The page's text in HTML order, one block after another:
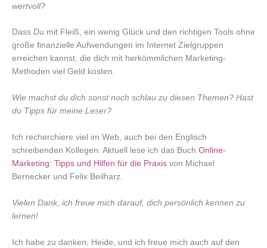
wertvoll?
Dass Du mit Fleiß, ein wenig Glück und den richtigen Tools ohne
große finanzielle Aufwendungen im Internet Zielgruppen
erreichen kannst, die dich mit herkömmlichen Marketing-
Methoden viel Geld kosten.
Wie machst du dich sonst noch schlau zu diesen Themen? Hast
du Tipps für meine Leser?
Ich recherchiere viel im Web, auch bei den Englisch
schreibenden Kollegen. Aktuell lese ich das Buch Online-
Marketing: Tipps und Hilfen für die Praxis von Michael
Bernecker und Felix Beilharz.
Vielen Dank, ich freue mich darauf, dich persönlich kennen zu
lernen!
Ich habe zu danken, Heide, und ich freue mich auch auf den